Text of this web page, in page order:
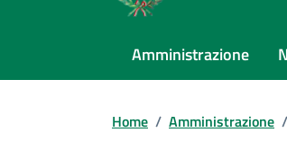
Amministrazione
Home / Amministrazione /